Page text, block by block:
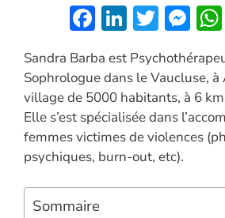
F
e
b
o
o
k
Li
k
e
dI
n
T
itt
er
M
es
se
n
g
er
Sandra Barba est
Sophrologue dans le Vaucluse,
village de 5000 habitants, à 6
Elle s’est spécialisée dans
femmes victimes de violences
psychiques, burn-out, etc).
Sommaire